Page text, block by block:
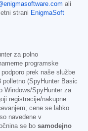
ali
strani EnigmaSoft
za polno
programske
prek naše službe
polletno (SpyHunter Basic
Windows/SpyHunter za
registracije/nakupne
cene se lahko
navedene v
se bo samodejno